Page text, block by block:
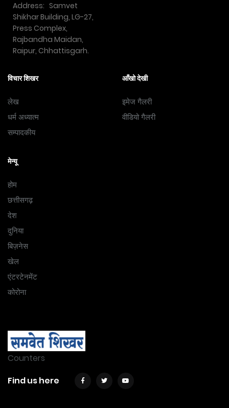
Address: Samvet
Shikhar Building, LG-27,
Press Complex,
Rajbandha Maidan,
Raipur, Chhattisgarh.
विचार शिखर
लेख
धर्म अध्यात्म
सम्पादकीय
आँखो देखी
इमेज गैलरी
वीडियो गैलरी
मेन्यू
होम
छत्तीसगढ़
देश
दुनिया
बिज़नेस
खेल
एंटरटेनमेंट
कोरोना
Counters
Find us here